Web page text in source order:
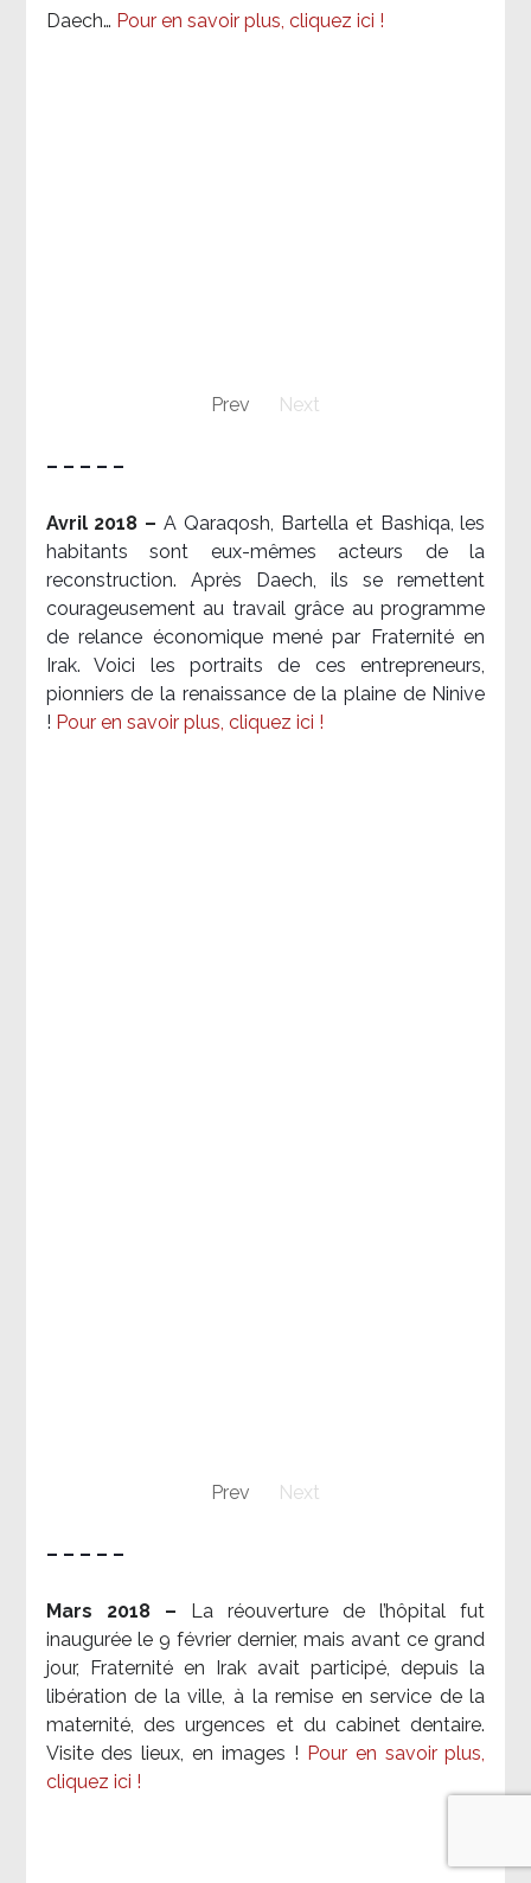
Daech… Pour en savoir plus, cliquez ici !
Prev Next
– – – – –
Avril 2018 –A Qaraqosh, Bartella et Bashiqa, les
habitants sont eux-mêmes acteurs de la
reconstruction. Après Daech, ils se remettent
courageusement au travail grâce au programme
de relance économique mené par Fraternité en
Irak. Voici les portraits de ces entrepreneurs,
pionniers de la renaissance de la plaine de Ninive
! Pour en savoir plus, cliquez ici !
Prev Next
– – – – –
Mars 2018 – La réouverture de l’hôpital fut
inaugurée le 9 février dernier, mais avant ce grand
jour, Fraternité en Irak avait participé, depuis la
libération de la ville, à la remise en service de la
maternité, des urgences et du cabinet dentaire.
Visite des lieux, en images ! Pour en savoir plus,
cliquez ici !